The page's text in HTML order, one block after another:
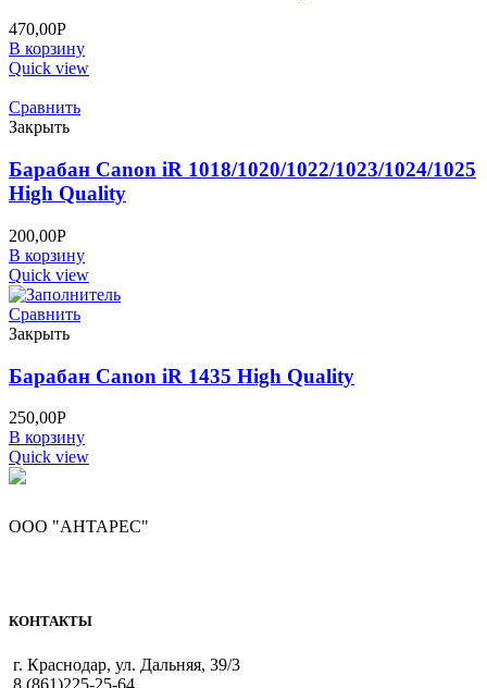
470,00Р
В корзину
Quick view
Сравнить
Закрыть
Барабан Canon iR 1018/1020/1022/1023/1024/1025
High Quality
200,00Р
В корзину
Quick view
Сравнить
Закрыть
Барабан Canon iR 1435 High Quality
250,00Р
В корзину
Quick view
ООО "АНТАРЕС"
КОНТАКТЫ
г. Краснодар, ул. Дальняя, 39/3
8 (861)225-25-64